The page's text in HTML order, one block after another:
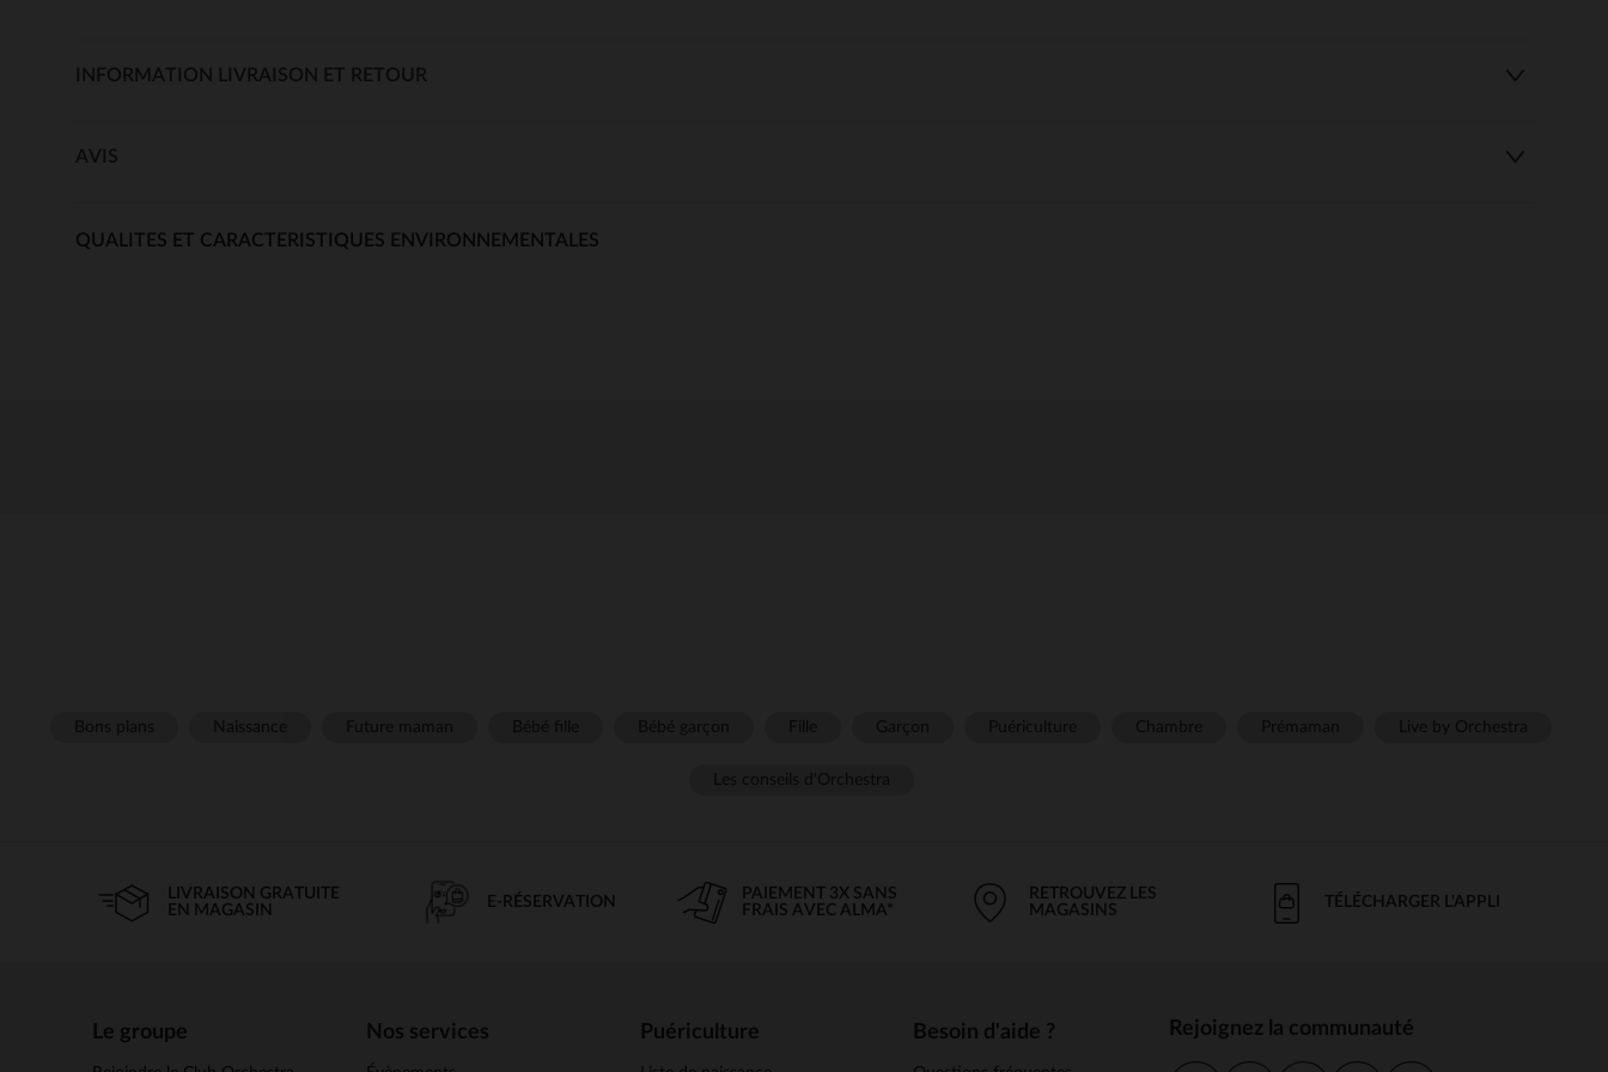
INFORMATION LIVRAISON ET RETOUR
AVIS
QUALITES ET CARACTERISTIQUES ENVIRONNEMENTALES
LIVRAISON GRATUITE
EN MAGASIN
E-RÉSERVATION
PAIEMENT 3X SANS
FRAIS AVEC ALMA*
RETROUVEZ LES
MAGASINS
TÉLÉCHARGER L'APPLI
Le groupe Nos services Puériculture Besoin d'aide ? Rejoignez la communauté